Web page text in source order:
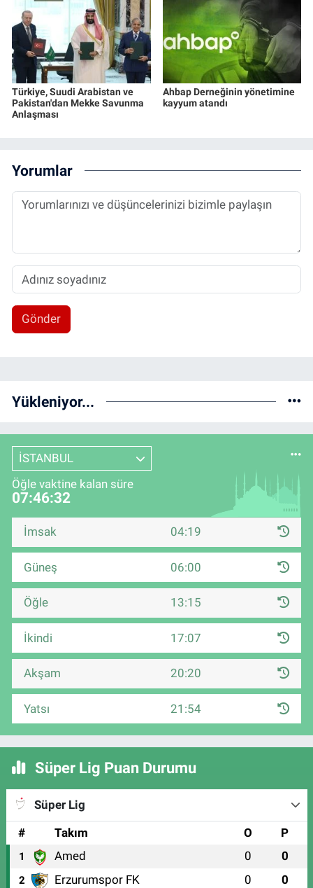
Türkiye, Suudi Arabistan ve
Pakistan'dan Mekke Savunma
Anlaşması
Ahbap Derneğinin yönetimine
kayyum atandı
Yorumlar
Gönder
Yükleniyor...
İSTANBUL
Öğle vaktine kalan süre
07:46:31
İmsak 04:19
Güneş 06:00
Öğle 13:15
İkindi 17:07
Akşam 20:20
Yatsı 21:54
Süper Lig Puan Durumu
Süper Lig
#
Takım O P
1 Amed 0 0
2 Erzurumspor FK 0 0